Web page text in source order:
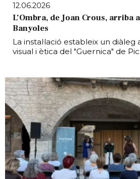
12.06.2026
L’Ombra, de Joan Crous, arriba
Banyoles
La instal·lació estableix un
visual i ètica del "Guernica" de